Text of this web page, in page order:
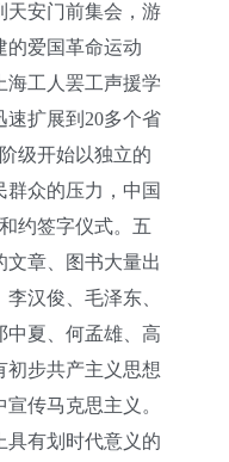
天安门前集会，游
的爱国革命运动
海工人罢工声援学
速扩展到20多个省
级开始以独立的
众的压力，中国
约签字仪式。五
文章、图书大量出
汉俊、毛泽东、
中夏、何孟雄、高
初步共产主义思想
传马克思主义。
具有划时代意义的